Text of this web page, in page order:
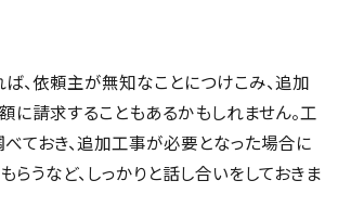
、依頼主が無知なことにつけこみ、追加
に請求することもあるかもしれません。工
ておき、追加工事が必要となった場合に
らうなど、しっかりと話し合いをしておきま